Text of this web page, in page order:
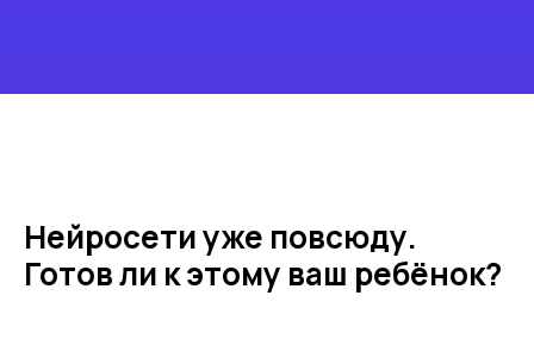
Нейросети уже повсюду.
Готов ли к этому ваш ребёнок?